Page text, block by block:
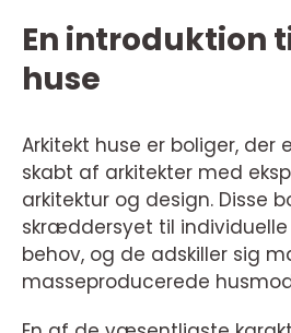
En introduktion
huse
Arkitekt huse er boliger, der
skabt af arkitekter med
arkitektur og design. Disse
skræddersyet til individuelle
behov, og de adskiller sig
masseproducerede